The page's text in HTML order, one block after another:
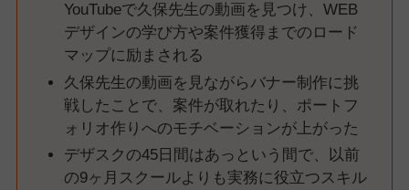
YouTubeで久保先生の動画を見つけ、WEB
デザインの学び方や案件獲得までのロード
マップに励まされる
久保先生の動画を見ながらバナー制作に挑
戦したことで、案件が取れたり、ポートフ
ォリオ作りへのモチベーションが上がった
デザスクの45日間はあっという間で、以前
の9ヶ月スクールよりも実務に役立つスキル